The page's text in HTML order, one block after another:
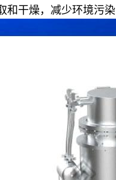
和干燥，减少环境污染